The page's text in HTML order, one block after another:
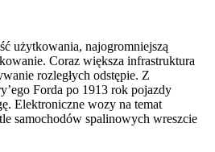
użytkowania, najogromniejszą
Coraz większa infrastruktura
rozległych odstępie. Z
Forda po 1913 rok pojazdy
Elektroniczne wozy na temat
samochodów spalinowych wreszcie